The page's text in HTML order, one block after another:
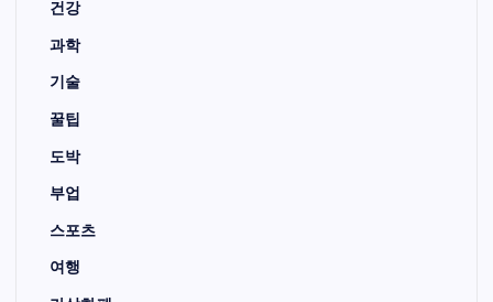
건강
과학
기술
꿀팁
도박
부업
스포츠
여행